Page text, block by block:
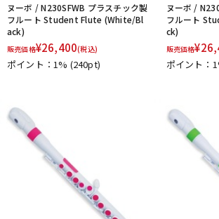
ヌーボ / N230SFWB プラスチック製
フルート Student Flute (White/Bl
ack)
販売価格¥26,400(税込)
ポイント：1% (240pt)
ヌーボ /
フルート
ck)
販売価格¥
ポイント：